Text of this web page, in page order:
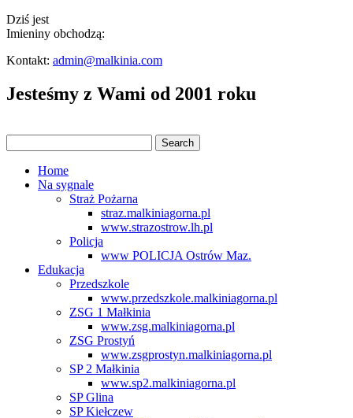
Dziś jest
Imieniny obchodzą:
Kontakt: admin@malkinia.com
Jesteśmy z Wami od 2001 roku
Home
Na sygnale
Straż Pożarna
straz.malkiniagorna.pl
www.strazostrow.lh.pl
Policja
www POLICJA Ostrów Maz.
Edukacja
Przedszkole
www.przedszkole.malkiniagorna.pl
ZSG 1 Małkinia
www.zsg.malkiniagorna.pl
ZSG Prostyń
www.zsgprostyn.malkiniagorna.pl
SP 2 Małkinia
www.sp2.malkiniagorna.pl
SP Glina
SP Kiełczew